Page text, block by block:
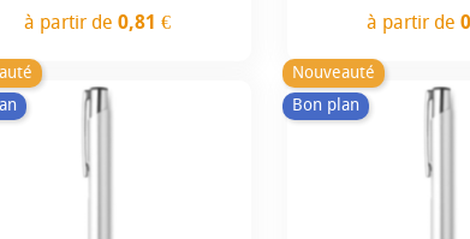
à partir de0,81 €
à partir de
Nouveauté
Bon plan